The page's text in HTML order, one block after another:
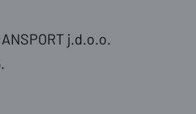
j.d.o.o.